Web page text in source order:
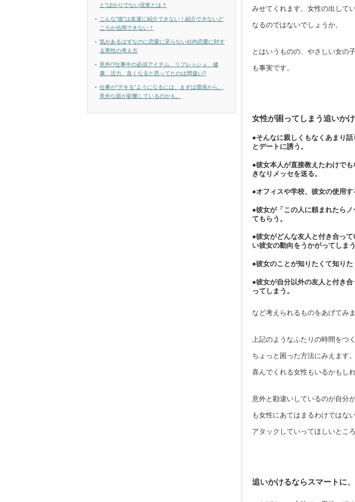
みせてくれます。女性の出して
なるのではないでしょうか。
とはいうものの、やさしい女の
も事実です。
女性が困ってしまう追いか
●そんなに親しくもなくあまり
とデートに誘う。
●彼女本人が直接教えたわけで
きなりメッセを送る。
●オフィスや学校、彼女の使用
●彼女が「この人に頼まれたら
てもらう。
●彼女がどんな友人と付き合っ
い彼女の動向をうかがってしまう
●彼女のことが知りたくて知り
●彼女が自分以外の友人と付き
ってしまう。
など考えられるものをあげてみ
上記のようなふたりの時間をつ
ちょっと困った方法にみえます
喜んでくれる女性もいるかもし
意外と勘違いしているのが自分
も女性にあてはまるわけでは
アタックしていってほしいところ
追いかけるならスマートに
と”ばかりでない現実とは？
こんな”彼”は友達に紹介できない！紹介できないど
ころか信用できない！
気があるはずなのに恋愛に至らない社内恋愛に対す
る男性の考え方
意外!?仕事中の必須アイテム、リフレッシュ、健
康、活力、良くなると思ってたのは間違い?
仕事が”デキる”ようになるには、まずは環境から。
意外な面が影響しているのかも。